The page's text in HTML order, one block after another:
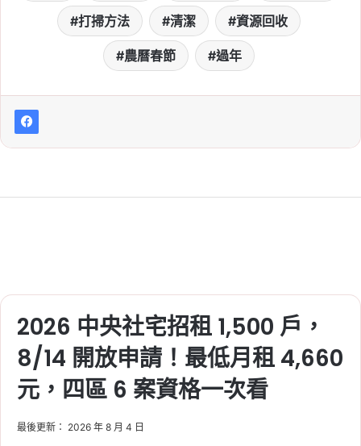
打掃方法 清潔 資源回收
農曆春節 過年
2026 中央社宅招租 1,500 戶，
8/14 開放申請！最低月租 4,660
元，四區 6 案資格一次看
最後更新： 2026 年 8 月 4 日